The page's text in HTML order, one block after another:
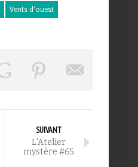
Vents d'ouest
SUIVANT
L'Atelier
mystère #65